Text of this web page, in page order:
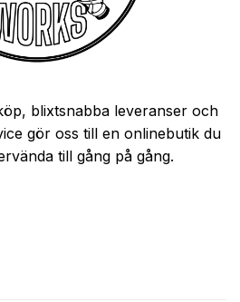
blixtsnabba leveranser och
gör oss till en onlinebutik du
till gång på gång.